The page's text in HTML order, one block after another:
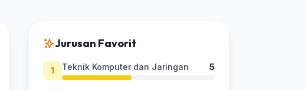
Jurusan Favorit
1 Teknik Komputer dan Jaringan 5